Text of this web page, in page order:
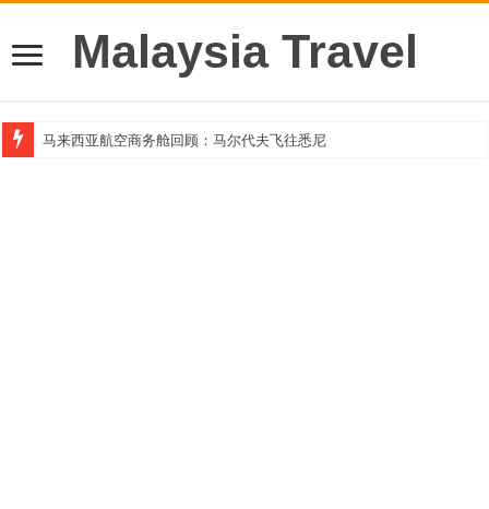
Malaysia Travel
马来西亚航空商务舱回顾：马尔代夫飞往悉尼